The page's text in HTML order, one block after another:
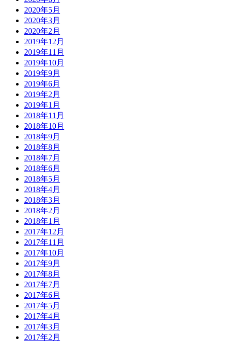
2020年5月
2020年3月
2020年2月
2019年12月
2019年11月
2019年10月
2019年9月
2019年6月
2019年2月
2019年1月
2018年11月
2018年10月
2018年9月
2018年8月
2018年7月
2018年6月
2018年5月
2018年4月
2018年3月
2018年2月
2018年1月
2017年12月
2017年11月
2017年10月
2017年9月
2017年8月
2017年7月
2017年6月
2017年5月
2017年4月
2017年3月
2017年2月